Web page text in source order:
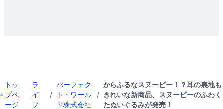
トッ
プペ
ージ
ラ
イ
フ
/
パーフェク
ト・ワール
ド株式会社
/
からふるなスヌーピー！？耳の裏地も
きれいな新商品、スヌーピーのふわく
たぬいぐるみが発売！